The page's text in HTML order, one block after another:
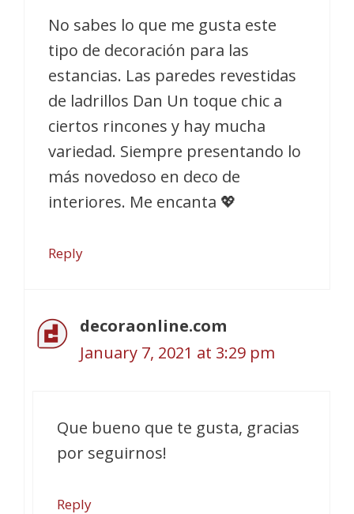
No sabes lo que me gusta este
tipo de decoración para las
estancias. Las paredes revestidas
de ladrillos Dan Un toque chic a
ciertos rincones y hay mucha
variedad. Siempre presentando lo
más novedoso en deco de
interiores. Me encanta 💖
Reply
decoraonline.com
January 7, 2021 at 3:29 pm
Que bueno que te gusta, gracias
por seguirnos!
Reply